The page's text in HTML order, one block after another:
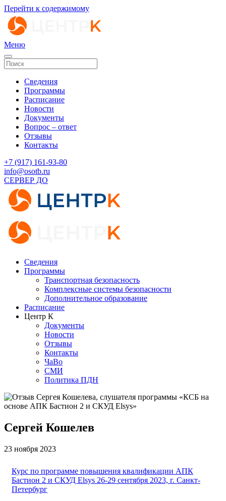
Перейти к содержимому
Меню
Сведения
Программы
Расписание
Новости
Документы
Вопрос – ответ
Отзывы
Контакты
‭+7 (917) 161-93-80‬
info@osotb.ru
СЕРВЕР ДО
Сведения
Программы
Транспортная безопасность
Комплексные системы безопасности
Дополнительное образование
Расписание
Центр К
Документы
Новости
Отзывы
Контакты
ЧаВо
СМИ
Политика ПДН
Сергей Кошелев
23 ноября 2023
Курс по программе повышения квалификации АПК
Бастион 2 и СКУД Elsys 26-29 сентября 2023, г. Санкт-
Петербург